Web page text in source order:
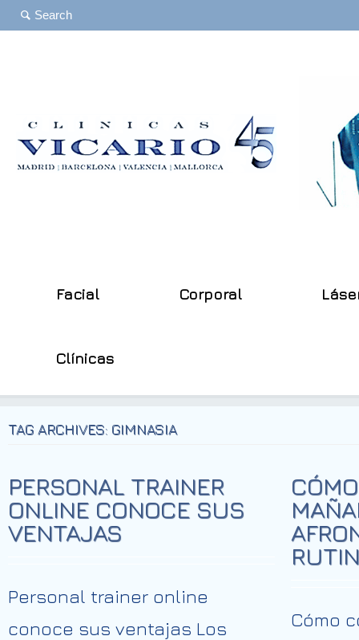
Facial Corporal
Clínicas
TAG ARCHIVES: GIMNASIA
PERSONAL TRAINER
ONLINE CONOCE SUS
VENTAJAS
Personal trainer online
conoce sus ventajas Los
Cómo